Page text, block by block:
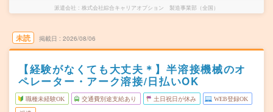
派遣会社 株式会社綜合キャリアオプション 製造事業部（全国）
未読 掲載日 2026/08/06
【経験がなくても大丈夫＊】半溶接機械のオ
ペレーター・アーク溶接/日払いOK
職種未経験OK 交通費別途支給あり 土日祝日が休み WEB登録OK